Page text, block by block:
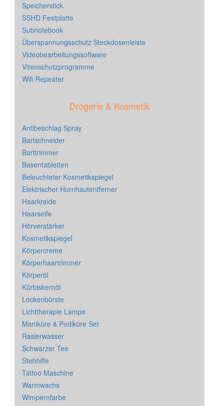
Speicherstick
SSHD Festplatte
Subnotebook
Überspannungsschutz Steckdosenleiste
Videobearbeitungssoftware
Virenschutzprogramme
Wifi Repeater
Drogerie & Kosmetik
Antibeschlag Spray
Bartschneider
Barttrimmer
Basentabletten
Beleuchteter Kosmetikspiegel
Elektrischer Hornhautentferner
Haarkreide
Haarseife
Hörverstärker
Kosmetikspiegel
Körpercreme
Körperhaartrimmer
Körperöl
Kürbiskernöl
Lockenbürste
Lichttherapie Lampe
Maniküre & Pediküre Set
Rasierwasser
Schwarzer Tee
Stehhilfe
Tattoo Maschine
Warmwachs
Wimpernfarbe